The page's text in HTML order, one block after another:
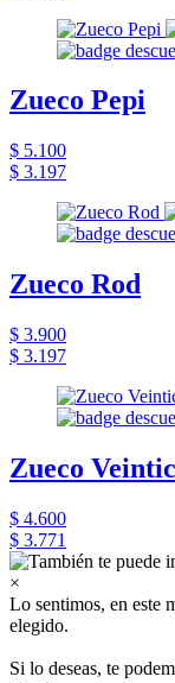
Zueco Pepi
$ 5.100
$ 3.197
Zueco Rod
$ 3.900
$ 3.197
Zueco
$ 4.600
$ 3.771
×
Lo sentimos, en este
elegido.
Si lo deseas, te